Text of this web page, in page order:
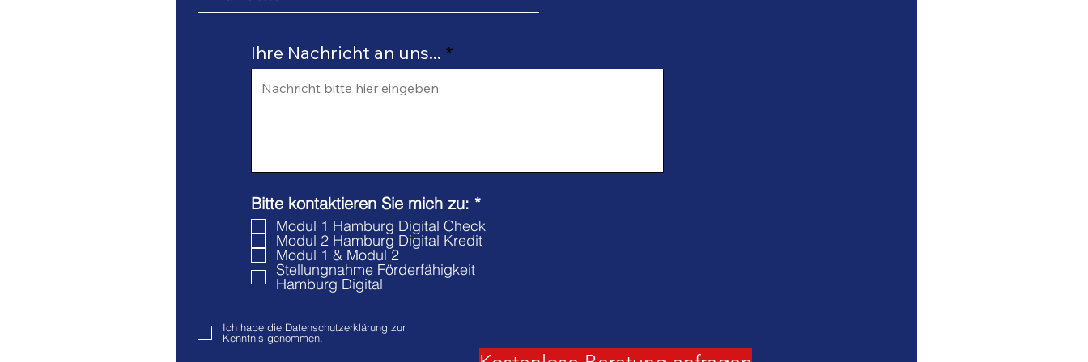
Ihre Nachricht an uns...
Bitte kontaktieren Sie mich zu: *P
f
l
i
l
Modul 1 Hamburg Digital Check
Modul 2 Hamburg Digital Kredit
Modul 1 & Modul 2
Stellungnahme Förderfähigkeit
Hamburg Digital
Ich habe die Datenschutzerklärung zur
Kenntnis genommen.